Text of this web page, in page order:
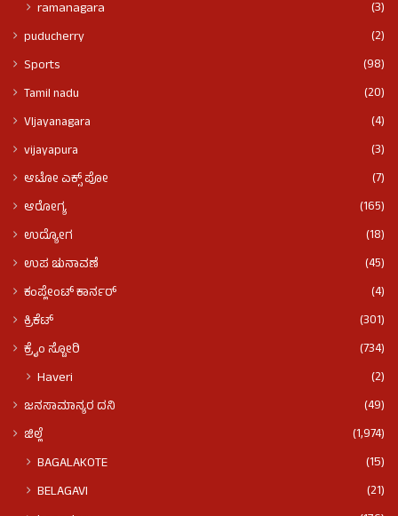
ramanagara (3)
puducherry
(2)
Sports
(98)
Tamil nadu
(20)
VIjayanagara
(4)
vijayapura
(3)
ಆಟೋ ಎಕ್ಸ್ ಪೋ
(7)
ಆರೋಗ್ಯ
(165)
ಉದ್ಯೋಗ
(18)
ಉಪ ಚುನಾವಣೆ
(45)
ಕಂಪ್ಲೇಂಟ್ ಕಾರ್ನರ್
(4)
ಕ್ರಿಕೆಟ್
(301)
ಕ್ರೈಂ ಸ್ಟೋರಿ
(734)
Haveri (2)
ಜನಸಾಮಾನ್ಯರ ದನಿ
(49)
ಜಿಲ್ಲೆ
(1,974)
BAGALAKOTE
(15)
BELAGAVI
(21)